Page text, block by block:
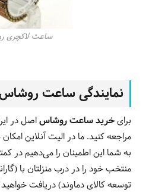
ساعت لاکچری
نمایندگی ساعت روشاس
برایخرید ساعت روشاساصل در
مراجعه کنید. ما در الیت آنلاین امکان
به شما این اطمینان را می‌دهیم در
منتخب خود را در درب منزلتان با
توسعه کالای دماوند) دریافت